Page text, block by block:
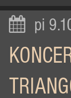
pi